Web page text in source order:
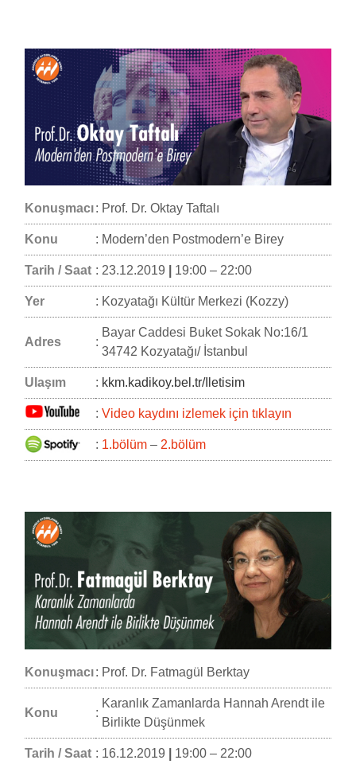
Konuşmacı: Prof. Dr. Oktay Taftalı
Konu : Modern’den Postmodern’e Birey
Tarih / Saat : 23.12.2019 19:00 – 22:00
Yer : Kozyatağı Kültür Merkezi (Kozzy)
Adres :
Bayar Caddesi Buket Sokak No:16/1
34742 Kozyatağı/ İstanbul
Ulaşım : kkm.kadikoy.bel.tr/Iletisim
: Video kaydını izlemek için tıklayın
: 1.bölüm – 2.bölüm
Konuşmacı: Prof. Dr. Fatmagül Berktay
Konu :
Karanlık Zamanlarda Hannah Arendt ile
Birlikte Düşünmek
Tarih / Saat : 16.12.2019 19:00 – 22:00